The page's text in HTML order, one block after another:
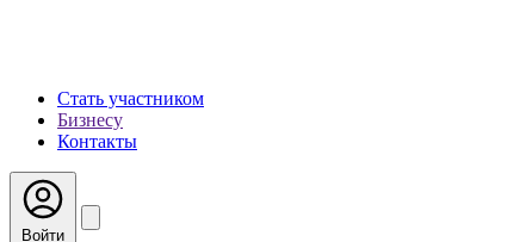
Стать участником
Бизнесу
Контакты
Войти